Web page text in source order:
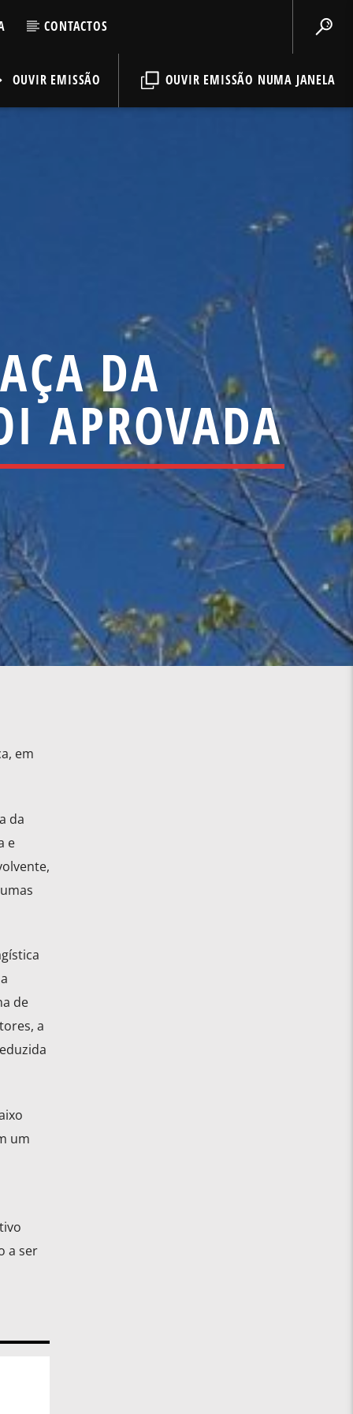
CONTACTOS
OUVIR EMISSÃO NUMA JANELA
OUVIR EMISSÃO
DA
APROVADA
em
da
e
de
a
um
a ser